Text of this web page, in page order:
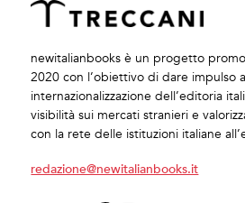
newitalianbooks è un progetto
2020 con l’obiettivo di dare impulso
internazionalizzazione dell’editoria
visibilità sui mercati stranieri e
con la rete delle istituzioni italiane
redazione@newitalianbooks.it